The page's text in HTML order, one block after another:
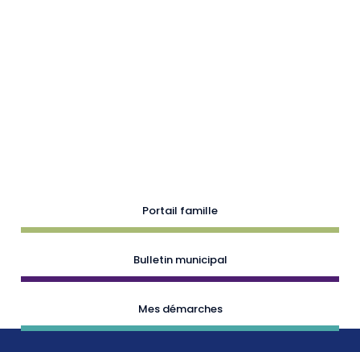
Portail famille
Bulletin municipal
Mes démarches